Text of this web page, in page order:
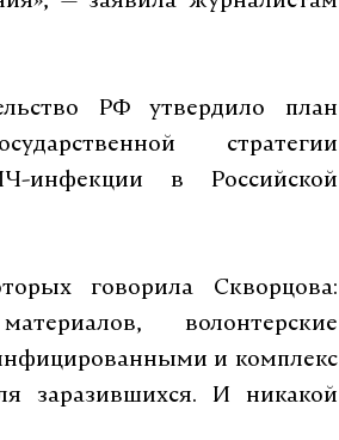
РФ утвердило план
стратегии
инфекции в Российской
говорила Скворцова:
волонтерские
и комплекс
заразившихся. И никакой